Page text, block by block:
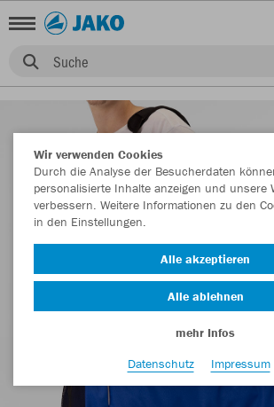
Suche
Wir verwenden Cookies
Durch die Analyse der Besucherdaten
personalisierte Inhalte anzeigen und unsere
verbessern. Weitere Informationen zu den
in den Einstellungen.
Alle akzeptieren
Alle ablehnen
mehr Infos
Datenschutz
Impressum